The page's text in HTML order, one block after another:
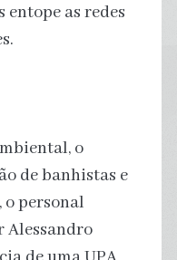
as redes
o
de banhistas e
o personal
Alessandro